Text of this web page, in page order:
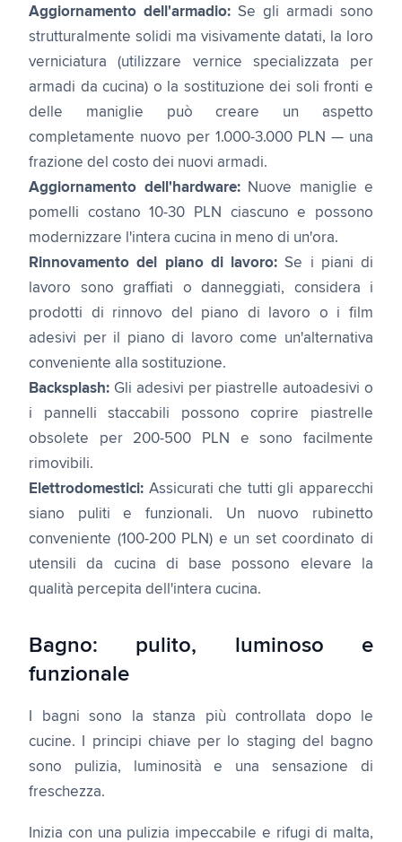
Aggiornamento dell'armadio: Se gli armadi sono
strutturalmente solidi ma visivamente datati, la loro
verniciatura (utilizzare vernice specializzata per
armadi da cucina) o la sostituzione dei soli fronti e
delle maniglie può creare un aspetto
completamente nuovo per 1.000-3.000 PLN — una
frazione del costo dei nuovi armadi.
Aggiornamento dell'hardware:Nuove maniglie e
pomelli costano 10-30 PLN ciascuno e possono
modernizzare l'intera cucina in meno di un'ora.
Rinnovamento del piano di lavoro: Se i piani di
lavoro sono graffiati o danneggiati, considera i
prodotti di rinnovo del piano di lavoro o i film
adesivi per il piano di lavoro come un'alternativa
conveniente alla sostituzione.
Backsplash: Gli adesivi per piastrelle autoadesivi o
i pannelli staccabili possono coprire piastrelle
obsolete per 200-500 PLN e sono facilmente
rimovibili.
Elettrodomestici: Assicurati che tutti gli apparecchi
siano puliti e funzionali. Un nuovo rubinetto
conveniente (100-200 PLN) e un set coordinato di
utensili da cucina di base possono elevare la
qualità percepita dell'intera cucina.
Bagno: pulito, luminoso e
funzionale
I bagni sono la stanza più controllata dopo le
cucine. I principi chiave per lo staging del bagno
sono pulizia, luminosità e una sensazione di
freschezza.
Inizia con una pulizia impeccabile e rifugi di malta,